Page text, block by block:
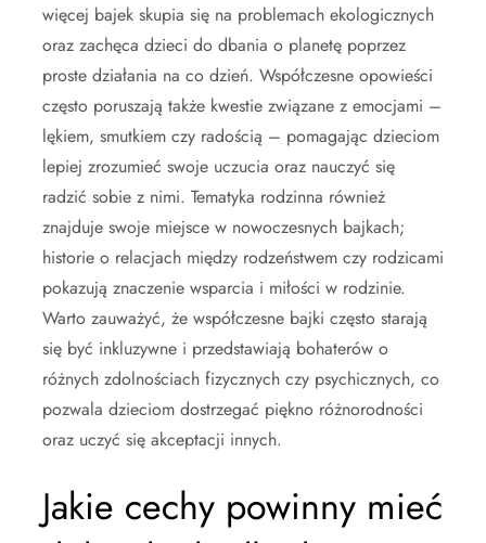
więcej bajek skupia się na problemach ekologicznych
oraz zachęca dzieci do dbania o planetę poprzez
proste działania na co dzień. Współczesne opowieści
często poruszają także kwestie związane z emocjami –
lękiem, smutkiem czy radością – pomagając dzieciom
lepiej zrozumieć swoje uczucia oraz nauczyć się
radzić sobie z nimi. Tematyka rodzinna również
znajduje swoje miejsce w nowoczesnych bajkach;
historie o relacjach między rodzeństwem czy rodzicami
pokazują znaczenie wsparcia i miłości w rodzinie.
Warto zauważyć, że współczesne bajki często starają
się być inkluzywne i przedstawiają bohaterów o
różnych zdolnościach fizycznych czy psychicznych, co
pozwala dzieciom dostrzegać piękno różnorodności
oraz uczyć się akceptacji innych.
Jakie cechy powinny mieć